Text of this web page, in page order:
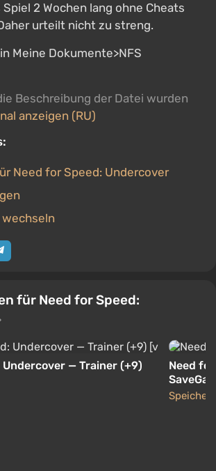
2 Wochen lang ohne Cheats
urteilt nicht zu streng.
Meine Dokumente>NFS
Beschreibung der Datei wurden
anzeigen (RU)
Need for Speed: Undercover
für Need for Speed:
Undercover — Trainer (+9)
Need